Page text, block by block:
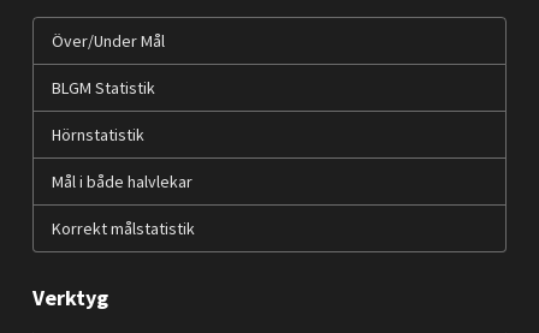
Över/Under Mål
BLGM Statistik
Hörnstatistik
Mål i både halvlekar
Korrekt målstatistik
Verktyg